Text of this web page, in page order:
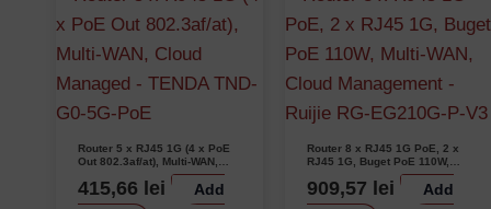
Router 5 x RJ45 1G (4 x PoE
Out 802.3af/at), Multi-WAN,
Cloud Managed – TENDA TND-
G0-5G-PoE
415,66 lei
Add
Router 8 x RJ45 1G PoE, 2 x
RJ45 1G, Buget PoE 110W,
Multi-WAN, Cloud Management
– Ruijie RG-EG210G-P-V3
909,57 lei
Add